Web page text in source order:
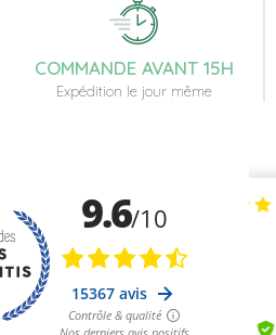
COMMANDE AVANT 15H
Expédition le jour même